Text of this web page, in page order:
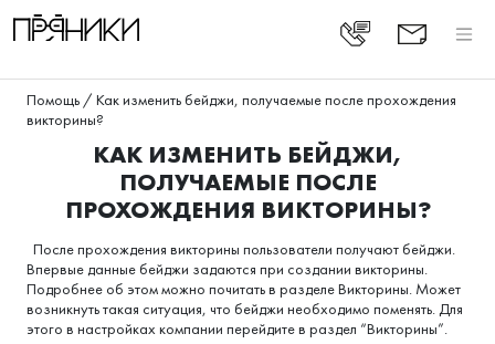
Помощь / Как изменить бейджи, получаемые после прохождения
викторины?
КАК ИЗМЕНИТЬ БЕЙДЖИ,
ПОЛУЧАЕМЫЕ ПОСЛЕ
ПРОХОЖДЕНИЯ ВИКТОРИНЫ?
После прохождения викторины пользователи получают бейджи.
Впервые данные бейджи задаются при создании викторины.
Подробнее об этом можно почитать в разделе Викторины. Может
возникнуть такая ситуация, что бейджи необходимо поменять. Для
этого в настройках компании перейдите в раздел “Викторины”.